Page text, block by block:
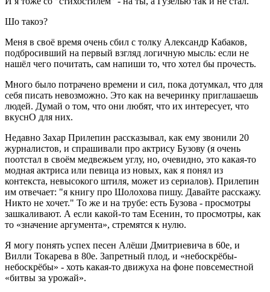
Шо такоэ?
Меня в своё время очень сбил с толку Александр Кабаков,
подбросивший на первый взгляд логичную мысль: если не
нашёл чего почитать, сам напиши то, что хотел бы прочесть.
Много было потрачено времени и сил, пока дотумкал, что для
себя писать невозможно. Это как на вечеринку приглашаешь
людей. Думай о том, что они любят, что их интересует, что
вкуснО для них.
Недавно Захар Прилепин рассказывал, как ему звонили 20
журналистов, и спрашивали про актрису Бузову (я очень
поотстал в своём медвежьем углу, но, очевидно, это какая-то
модная актриса или певица из новых, как я понял из
контекста, невысокого штиля, может из сериалов). Прилепин
им отвечает: "я книгу про Шолохова пишу. Давайте расскажу.
Никто не хочет." То же и на трубе: есть Бузова - просмотры
зашкаливают. А если какой-то там Есенин, то просмотры, как
то «значение аргумента», стремятся к нулю.
Я могу понять успех песен Алёши Дмитриевича в 60е, и
Вилли Токарева в 80е. Запретный плод, и «небоскрёбы-
небоскрёбы» - хоть какая-то движуха на фоне повсеместной
«битвы за урожай».